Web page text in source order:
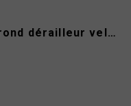
Collier de fixation sur tube rond dérailleur velo route à...